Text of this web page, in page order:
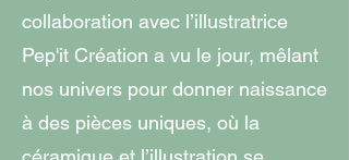
collaboration avec l’illustratrice
Pep'it Création a vu le jour, mêlant
nos univers pour donner naissance
à des pièces uniques, où la